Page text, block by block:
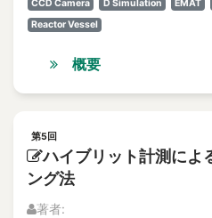
CCD Camera D Simulation EMAT
Reactor Vessel
概要
第5回
ハイブリット計測によ
ング法
著者: